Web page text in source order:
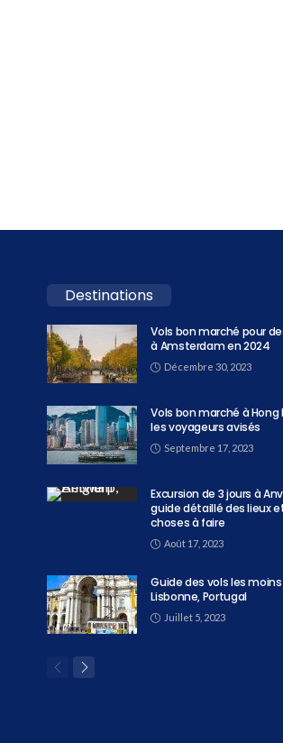
Destinations
Vols bon marché pour
à Amsterdam en 2024
Décembre 30, 2023
Vols bon marché à Hong
les voyageurs avisés
Septembre 17, 2023
Excursion de 3 jours à
guide détaillé des lieux
choses à faire
Août 17, 2023
Guide des vols les
Lisbonne, Portugal
Juillet 5, 2023